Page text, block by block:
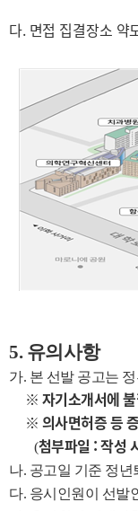
다. 면접 집결장소 약
5. 유의사항
가. 본 선발 공고는
※ 자기소개서에
※ 의사면허증 등
(첨부파일 : 작성
나. 공고일 기준 정
다. 응시인원이 선발